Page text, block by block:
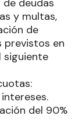
de deudas
y multas,
de
previstos en
siguiente
del 90%